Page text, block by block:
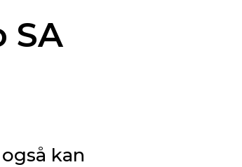
SA
kan